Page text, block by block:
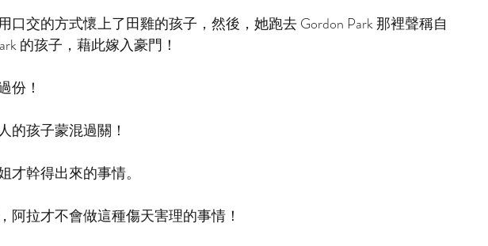
口交的方式懷上了田雞的孩子，然後，她跑去 Gordon Park 那裡聲稱自
的孩子，藉此嫁入豪門！
份！
的孩子蒙混過關！
才幹得出來的事情。
阿拉才不會做這種傷天害理的事情！